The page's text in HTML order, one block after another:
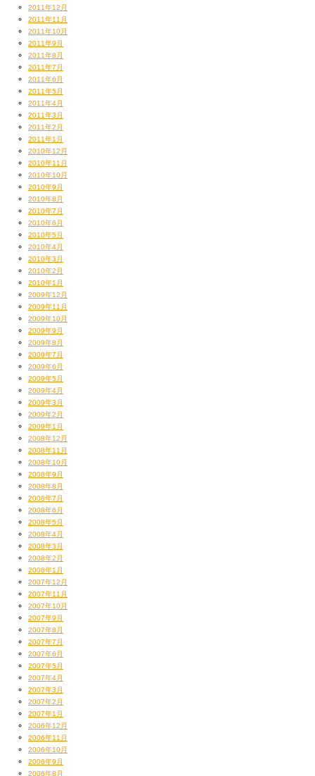
2011年12月
2011年11月
2011年10月
2011年9月
2011年8月
2011年7月
2011年6月
2011年5月
2011年4月
2011年3月
2011年2月
2011年1月
2010年12月
2010年11月
2010年10月
2010年9月
2010年8月
2010年7月
2010年6月
2010年5月
2010年4月
2010年3月
2010年2月
2010年1月
2009年12月
2009年11月
2009年10月
2009年9月
2009年8月
2009年7月
2009年6月
2009年5月
2009年4月
2009年3月
2009年2月
2009年1月
2008年12月
2008年11月
2008年10月
2008年9月
2008年8月
2008年7月
2008年6月
2008年5月
2008年4月
2008年3月
2008年2月
2008年1月
2007年12月
2007年11月
2007年10月
2007年9月
2007年8月
2007年7月
2007年6月
2007年5月
2007年4月
2007年3月
2007年2月
2007年1月
2006年12月
2006年11月
2006年10月
2006年9月
2006年8月